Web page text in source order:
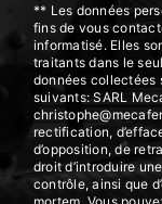
** Les données
fins de vous
informatisé. Elles
traitants dans le
données collectées
suivants: SARL
rectification,
d’opposition, de
droit d’introduire
contrôle, ainsi que